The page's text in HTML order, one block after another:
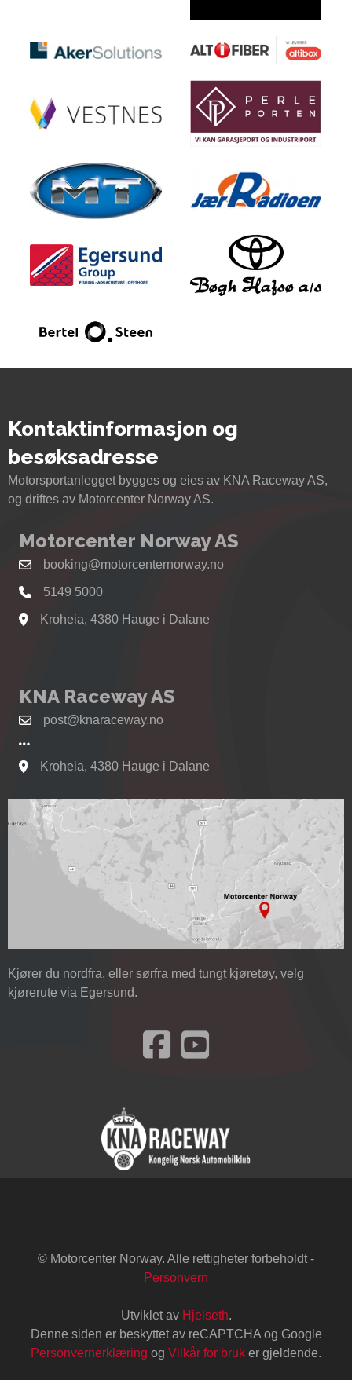
Kontaktinformasjon og
besøksadresse
Motorsportanlegget bygges og eies av KNA Raceway AS,
og driftes av Motorcenter Norway AS.
Motorcenter Norway AS
booking@motorcenternorway.no
5149 5000
Se kart til Motorcenter Norway i Sokndal
Kroheia, 4380 Hauge i Dalane
KNA Raceway AS
post@knaraceway.no
Se kart til Motorcenter Norway i Sokndal
Kroheia, 4380 Hauge i Dalane
Kjører du nordfra, eller sørfra med tungt kjøretøy, velg
kjørerute via Egersund.
Besøk oss på Facebook
© Motorcenter Norway. Alle rettigheter forbeholdt -
Personvern
Utviklet av Hjelseth.
Denne siden er beskyttet av reCAPTCHA og Google
Personvernerklæring og Vilkår for bruk er gjeldende.